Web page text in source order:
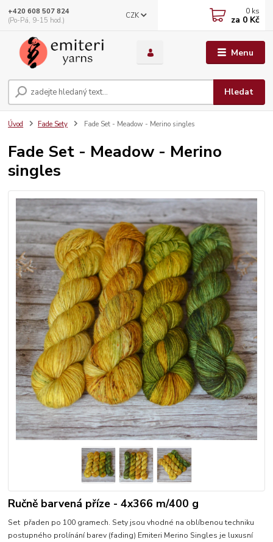
Menu
CZK
Hledat
+420 608 507 824
(Po-Pá, 9-15 hod.)
0 ks
za 0 Kč
Úvod Fade Sety Fade Set - Meadow - Merino singles
Fade Set - Meadow - Merino
singles
Ručně barvená příze - 4x366 m/400 g
Set přaden po 100 gramech. Sety jsou vhodné na oblíbenou techniku
postupného prolínání barev (fading) Emiteri Merino Singles je luxusní